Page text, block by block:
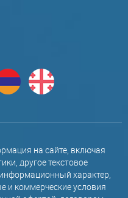
на сайте, включая
другое текстовое
характер,
и коммерческие условия